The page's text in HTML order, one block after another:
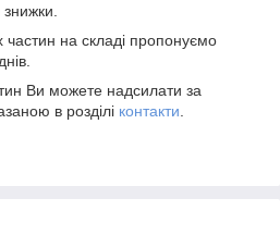
частин на складі пропонуємо
Ви можете надсилати за
в розділі контакти